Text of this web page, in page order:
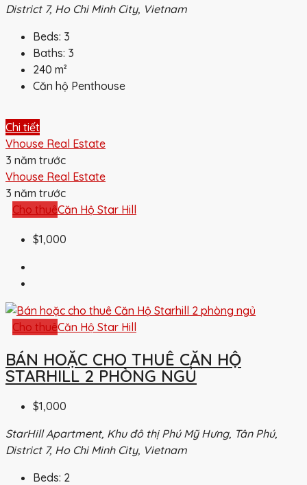
District 7, Ho Chi Minh City, Vietnam
Beds: 3
Baths: 3
240 m²
Căn hộ Penthouse
Chi tiết
Vhouse Real Estate
3 năm trước
Vhouse Real Estate
3 năm trước
Cho thuêCăn Hộ Star Hill
$1,000
Cho thuêCăn Hộ Star Hill
BÁN HOẶC CHO THUÊ CĂN HỘ
STARHILL 2 PHÒNG NGỦ
$1,000
StarHill Apartment, Khu đô thị Phú Mỹ Hưng, Tân Phú,
District 7, Ho Chi Minh City, Vietnam
Beds: 2